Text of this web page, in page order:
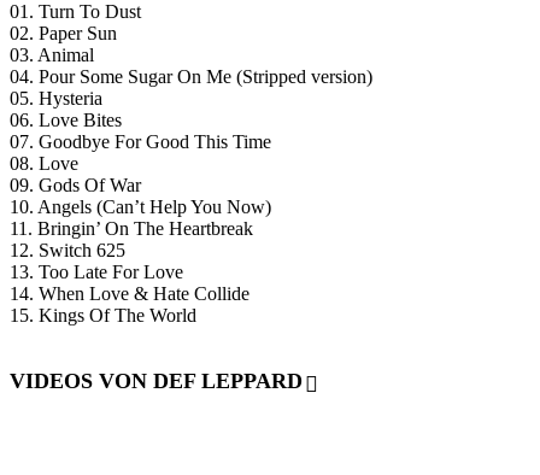
01. Turn To Dust
02. Paper Sun
03. Animal
04. Pour Some Sugar On Me (Stripped version)
05. Hysteria
06. Love Bites
07. Goodbye For Good This Time
08. Love
09. Gods Of War
10. Angels (Can’t Help You Now)
11. Bringin’ On The Heartbreak
12. Switch 625
13. Too Late For Love
14. When Love & Hate Collide
15. Kings Of The World
VIDEOS VON DEF LEPPARD